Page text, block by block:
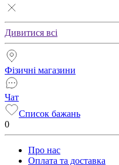
Дивитися всі
Фізичні магазини
Чат
Список бажань
0
Про нас
Оплата та доставка